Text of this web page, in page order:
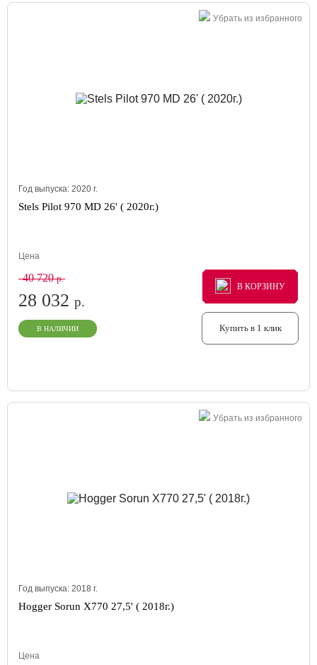
Убрать из избранного
Год выпуска: 2020 г.
Stels Pilot 970 MD 26' ( 2020г.)
Цена
40 720р.
28 032 р.
В НАЛИЧИИ
В КОРЗИНУ
В КОРЗИНУ
В КОРЗИНУ
Купить в 1 клик
Убрать из избранного
Год выпуска: 2018 г.
Hogger Sorun X770 27,5' ( 2018г.)
Цена